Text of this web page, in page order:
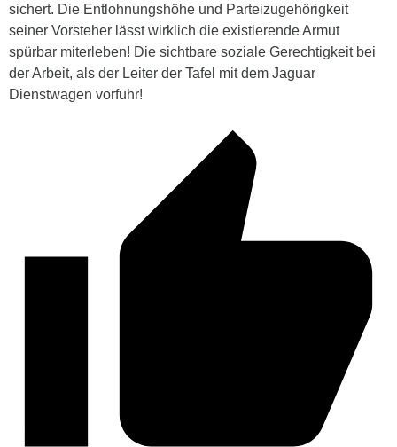
sichert. Die Entlohnungshöhe und Parteizugehörigkeit
seiner Vorsteher lässt wirklich die existierende Armut
spürbar miterleben! Die sichtbare soziale Gerechtigkeit bei
der Arbeit, als der Leiter der Tafel mit dem Jaguar
Dienstwagen vorfuhr!